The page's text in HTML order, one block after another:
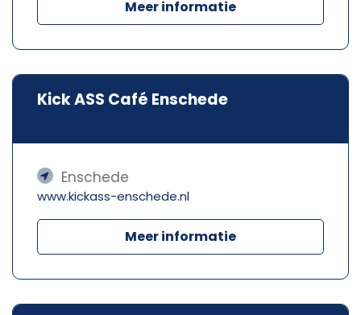
Meer informatie
Kick ASS Café Enschede
Enschede
www.kickass-enschede.nl
Meer informatie